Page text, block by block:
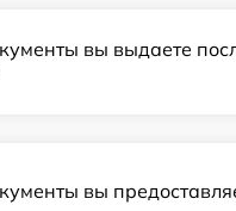
вы выдаете
вы